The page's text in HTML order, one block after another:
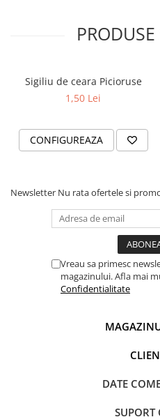
Sigiliu de ceara Picioruse
1,50 Lei
CONFIGUREAZA
Newsletter Nu rata ofertele si
Vreau sa primesc
magazinului. Afla mai
Confidentialitate
DATE
SUPORT